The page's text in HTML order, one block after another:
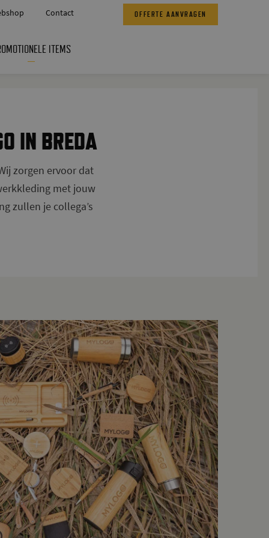
Contact OFFERTE AANVRAGEN
ITEMS
IN BREDA
zorgen ervoor dat
met jouw
zullen je collega’s